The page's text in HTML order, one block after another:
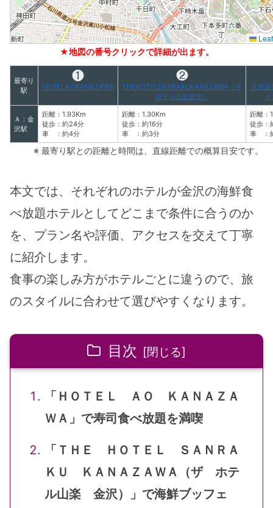
★地図の番号クリックで詳細が出ます。
最寄り
駅
❶
HOTELAOKANAZAWA
❷
THEHOTELSANRAKUKANAZAWA（ザ
ホテル山楽金沢）
天然
Ａ：金
沢駅
距離：1.93Km
徒歩：約24分
車 ：約4分
距離：1.30Km
徒歩：約16分
車 ：約3分
距離：
徒歩：
車 ：
※ 最寄り駅との距離と時間は、直線距離での概算目安です。
本文では、それぞれのホテルが金沢の海鮮食
べ放題ホテルとしてどこまで条件に合うのか
を、プラン名や評価、アクセスを交えて丁寧
に紹介します。
食事の楽しみ方がホテルごとに違うので、旅
のスタイルに合わせて選びやすくなります。
目次
「ＨＯＴＥＬ ＡＯ ＫＡＮＡＺＡ
ＷＡ」で寿司食べ放題を満喫
「ＴＨＥ ＨＯＴＥＬ ＳＡＮＲＡ
ＫＵ ＫＡＮＡＺＡＷＡ（ザ ホテ
ル山楽 金沢）」で海鮮ブッフェ